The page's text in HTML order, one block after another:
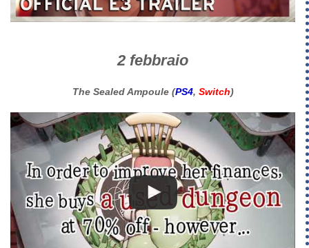
2 febbraio
The Sealed Ampoule (PS4, Switch)